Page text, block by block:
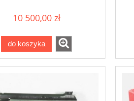
10 500,00 zł
do koszyka